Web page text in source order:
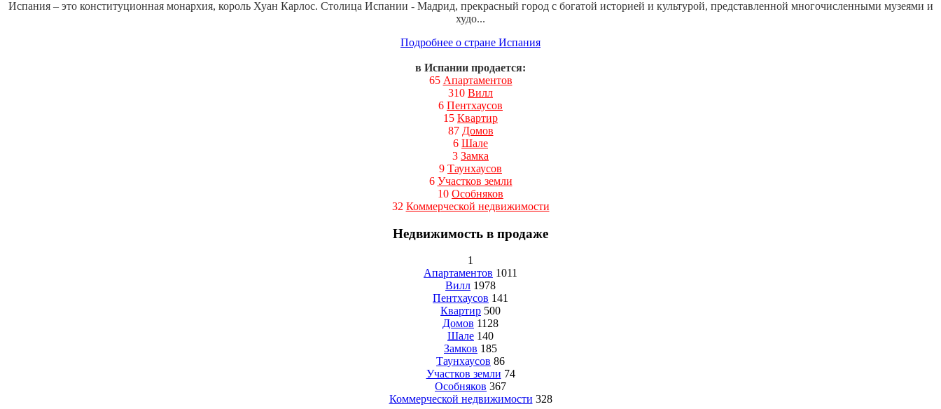
Испания – это конституционная монархия, король Хуан Карлос. Столица Испании - Мадрид, прекрасный город с богатой историей и культурой, представленной многочисленными музеями и
худо...
Подробнее о стране Испания
в Испании продается:
65 Апартаментов
310 Вилл
6 Пентхаусов
15 Квартир
87 Домов
6 Шале
3 Замка
9 Таунхаусов
6 Участков земли
10 Особняков
32 Коммерческой недвижимости
Недвижимость в продаже
1
Апартаментов 1011
Вилл 1978
Пентхаусов 141
Квартир 500
Домов 1128
Шале 140
Замков 185
Таунхаусов 86
Участков земли 74
Особняков 367
Коммерческой недвижимости 328